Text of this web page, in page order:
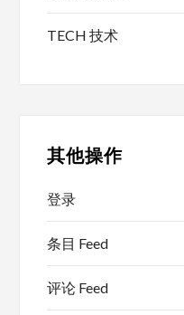
TECH 技术
其他操作
登录
条目 Feed
评论 Feed